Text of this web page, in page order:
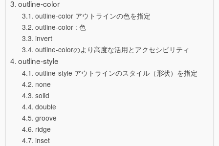
outline-color
outline-color アウトラインの色を指定
outline-color : 色
invert
outline-colorのより高度な活用とアクセシビリティ
outline-style
outline-style アウトラインのスタイル（形状）を指定
none
solid
double
groove
ridge
inset